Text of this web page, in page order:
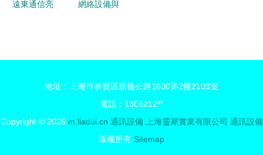
遠東通信亮
物智聯新地
網絡設備與
地址：上海市奉賢區新楊公路1800弄2幢2103室
電話：1306212**
Copyright © 2026 m.liadui.cn 通訊設備 上海靈犀實業有限公司 通訊設備
版權所有 Sitemap